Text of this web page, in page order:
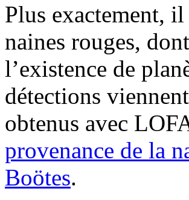
Plus exactement,
naines rouges,
l’existence de
détections
obtenus avec
provenance de la
Boötes.